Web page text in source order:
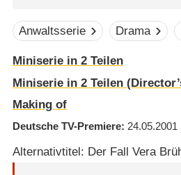
Anwaltsserie Drama
Miniserie in 2 Teilen
Miniserie in 2 Teilen
Making of
Deutsche TV-Premiere 24.05.2001
Alternativtitel: Der Fall Vera